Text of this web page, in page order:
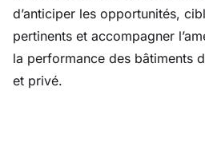
d’anticiper les opportunités,
pertinents et accompagner
la performance des bâtiments
et privé.